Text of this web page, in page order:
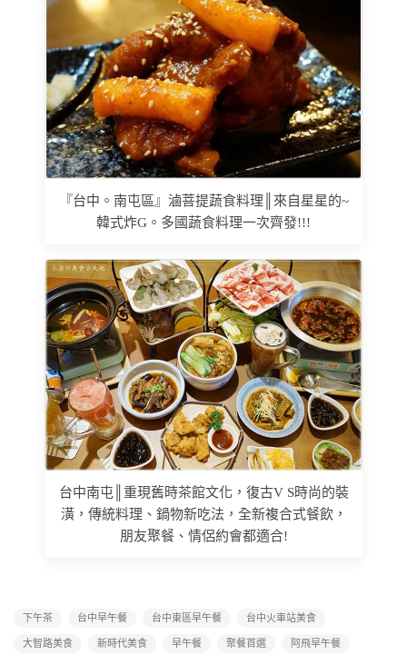
『台中。南屯區』滷菩提蔬食料理║來自星星的~
韓式炸G。多國蔬食料理一次齊發!!!
台中南屯║重現舊時茶館文化，復古V S時尚的裝
潢，傳統料理、鍋物新吃法，全新複合式餐飲，
朋友聚餐、情侶約會都適合!
下午茶 台中早午餐 台中東區早午餐 台中火車站美食
大智路美食 新時代美食 早午餐 聚餐首選 阿飛早午餐